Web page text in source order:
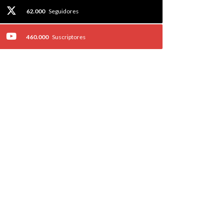
62.000 Seguidores
460.000 Suscriptores